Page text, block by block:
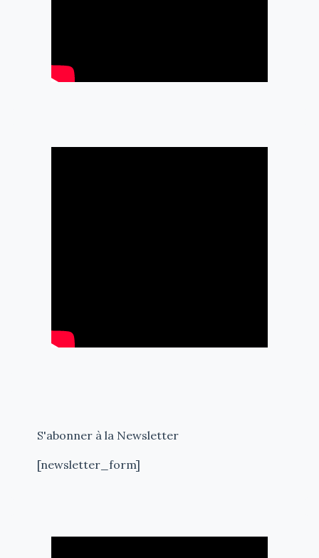
S'abonner à la Newsletter
[newsletter_form]